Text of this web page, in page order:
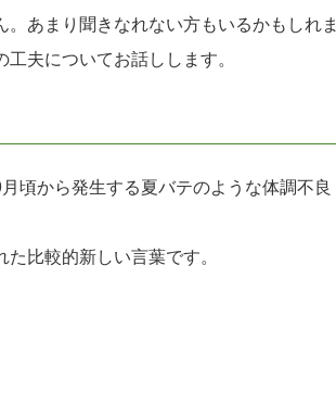
あまり聞きなれない方もいるかもしれま
夫についてお話しします。
頃から発生する夏バテのような体調不良
比較的新しい言葉です。